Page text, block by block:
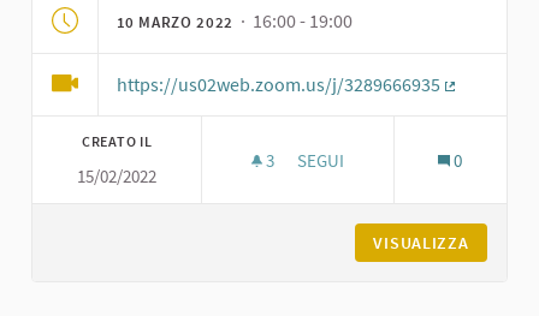
10 MARZO 2022 · 16:00 - 19:00
https://us02web.zoom.us/j/3289666935
CREATO IL
15/02/2022
3 3 SOSTENITORI
SEGUI 0
VISUALIZZA